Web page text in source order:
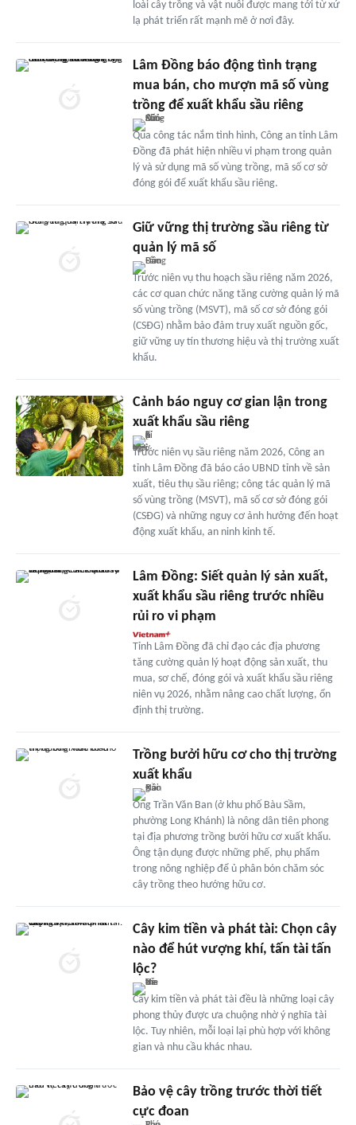
loài cây trồng và vật nuôi được mang tới từ xứ
lạ phát triển rất mạnh mẽ ở nơi đây.
Lâm Đồng báo động tình trạng
mua bán, cho mượn mã số vùng
trồng để xuất khẩu sầu riêng
Qua công tác nắm tình hình, Công an tỉnh Lâm
Đồng đã phát hiện nhiều vi phạm trong quản
lý và sử dụng mã số vùng trồng, mã số cơ sở
đóng gói để xuất khẩu sầu riêng.
Giữ vững thị trường sầu riêng từ
quản lý mã số
Trước niên vụ thu hoạch sầu riêng năm 2026,
các cơ quan chức năng tăng cường quản lý mã
số vùng trồng (MSVT), mã số cơ sở đóng gói
(CSĐG) nhằm bảo đảm truy xuất nguồn gốc,
giữ vững uy tín thương hiệu và thị trường xuất
khẩu.
Cảnh báo nguy cơ gian lận trong
xuất khẩu sầu riêng
Trước niên vụ sầu riêng năm 2026, Công an
tỉnh Lâm Đồng đã báo cáo UBND tỉnh về sản
xuất, tiêu thụ sầu riêng; công tác quản lý mã
số vùng trồng (MSVT), mã số cơ sở đóng gói
(CSĐG) và những nguy cơ ảnh hưởng đến hoạt
động xuất khẩu, an ninh kinh tế.
Lâm Đồng: Siết quản lý sản xuất,
xuất khẩu sầu riêng trước nhiều
rủi ro vi phạm
Tỉnh Lâm Đồng đã chỉ đạo các địa phương
tăng cường quản lý hoạt động sản xuất, thu
mua, sơ chế, đóng gói và xuất khẩu sầu riêng
niên vụ 2026, nhằm nâng cao chất lượng, ổn
định thị trường.
Trồng bưởi hữu cơ cho thị trường
xuất khẩu
Ông Trần Văn Ban (ở khu phố Bàu Sầm,
phường Long Khánh) là nông dân tiên phong
tại địa phương trồng bưởi hữu cơ xuất khẩu.
Ông tận dụng được những phế, phụ phẩm
trong nông nghiệp để ủ phân bón chăm sóc
cây trồng theo hướng hữu cơ.
Cây kim tiền và phát tài: Chọn cây
nào để hút vượng khí, tấn tài tấn
lộc?
Cây kim tiền và phát tài đều là những loại cây
phong thủy được ưa chuộng nhờ ý nghĩa tài
lộc. Tuy nhiên, mỗi loại lại phù hợp với không
gian và nhu cầu khác nhau.
Bảo vệ cây trồng trước thời tiết
cực đoan